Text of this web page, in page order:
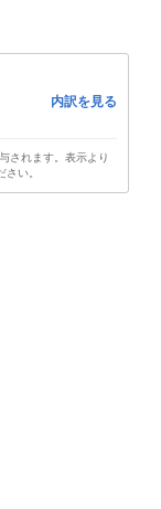
内訳を見る
されます。表示より
い。